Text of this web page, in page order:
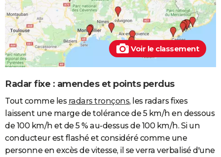
Voir le classement
Radar fixe : amendes et points perdus
Tout comme les radars tronçons, les radars fixes
laissent une marge de tolérance de 5 km/h en dessous
de 100 km/h et de 5 % au-dessus de 100 km/h. Si un
conducteur est flashé et considéré comme une
personne en excès de vitesse, il se verra verbalisé d'une